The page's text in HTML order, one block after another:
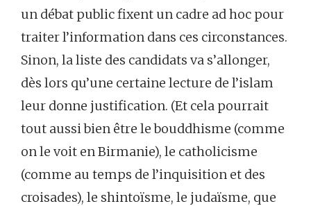
un débat public fixent un cadre ad hoc pour
traiter l’information dans ces circonstances.
Sinon, la liste des candidats va s’allonger,
dès lors qu’une certaine lecture de l’islam
leur donne justification. (Et cela pourrait
tout aussi bien être le bouddhisme (comme
on le voit en Birmanie), le catholicisme
(comme au temps de l’inquisition et des
croisades), le shintoïsme, le judaïsme, que